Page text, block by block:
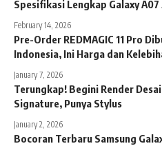
Spesifikasi Lengkap Galaxy A07
February 14, 2026
Pre-Order REDMAGIC 11 Pro
Indonesia, Ini Harga dan
January 7, 2026
Terungkap! Begini Render
Signature, Punya Stylus
January 2, 2026
Bocoran Terbaru Samsung